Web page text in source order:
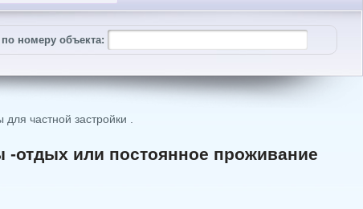
по номеру объекта:
частной застройки .
отдых или постоянное проживание